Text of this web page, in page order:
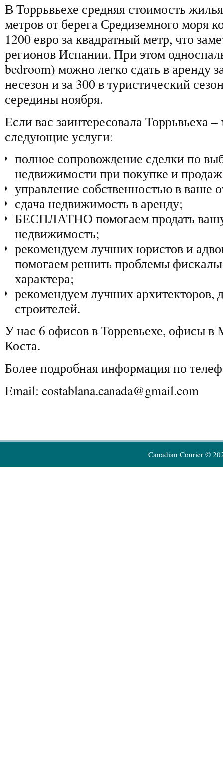
В Торрьвьехе средняя стоимость
метров от берега Средиземного моря
1200 евро за квадратный метр, что
регионов Испании. При этом
bedroom) можно легко сдать в аренду
несезон и за 300 в туристический
середины ноября.
Если вас заинтересовала Торрьвьеха
следующие услуги:
полное сопровождение сделки по
недвижимости при покупке и
управление собственностью в ваше
сдача недвижимость в аренду;
БЕСПЛАТНО помогаем продать
недвижимость;
рекомендуем лучших юристов и
помогаем решить проблемы
характера;
рекомендуем лучших архитекторов,
строителей.
У нас 6 офисов в Торревьехе, офисы в
Коста.
Более подробная информация по
Email: costablana.canada@gmail.com
Canadian Courier ©